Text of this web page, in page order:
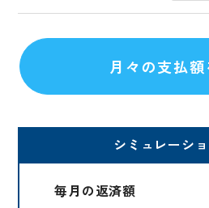
シミュレーシ
毎月の返済額